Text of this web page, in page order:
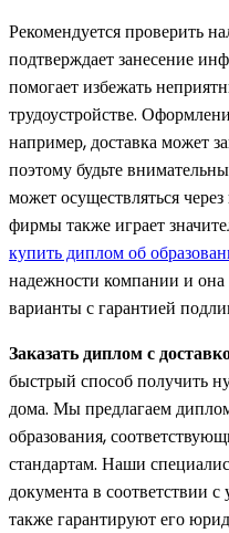
Рекомендуется проверить
подтверждает занесение
помогает избежать
трудоустройстве.
например, доставка может
поэтому будьте
может осуществляться
фирмы также играет
купить диплом об
надежности компании и
варианты с гарантией
Заказать диплом с
быстрый способ получить
дома. Мы предлагаем
образования,
стандартам. Наши
документа в соответствии
также гарантируют его